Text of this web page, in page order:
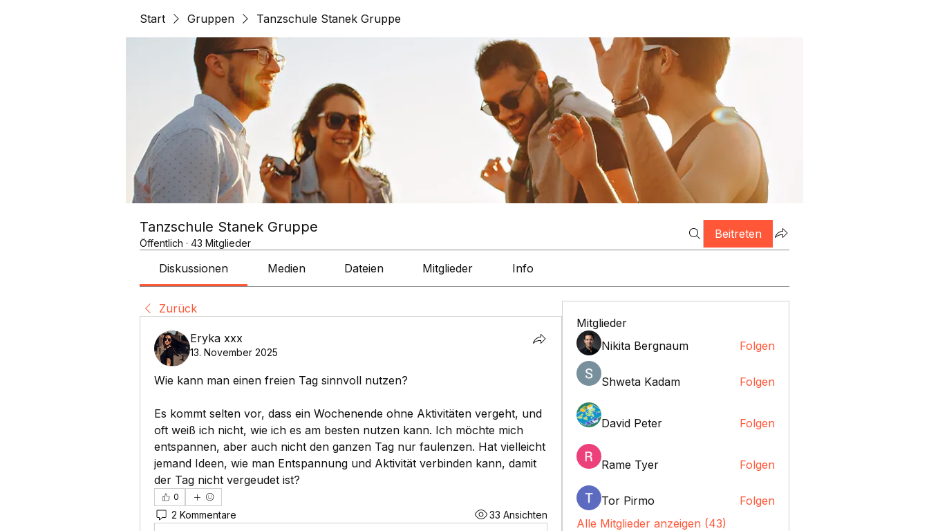
Start Gruppen Tanzschule Stanek Gruppe
Tanzschule Stanek Gruppe
Öffentlich · 43 Mitglieder
Beitreten
Diskussionen Medien Dateien Mitglieder Info
Zurück
Eryka xxx
13. November 2025
Wie kann man einen freien Tag sinnvoll nutzen?
Es kommt selten vor, dass ein Wochenende ohne Aktivitäten vergeht, und
oft weiß ich nicht, wie ich es am besten nutzen kann. Ich möchte mich
entspannen, aber auch nicht den ganzen Tag nur faulenzen. Hat vielleicht
jemand Ideen, wie man Entspannung und Aktivität verbinden kann, damit
der Tag nicht vergeudet ist?
0
2 Kommentare 33 Ansichten
Mitglieder
Nikita Bergnaum
Folgen
Shweta Kadam Folgen
David Peter Folgen
Rame Tyer Folgen
Tor Pirmo
Folgen
Alle Mitglieder anzeigen (43)